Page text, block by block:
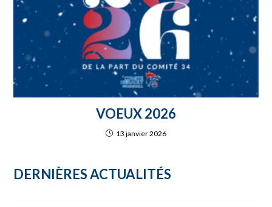
VOEUX 2026
13 janvier 2026
DERNIÈRES ACTUALITÉS